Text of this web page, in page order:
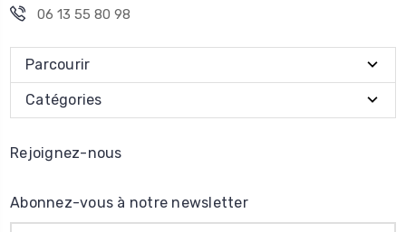
06 13 55 80 98
Parcourir
Catégories
Rejoignez-nous
Abonnez-vous à notre newsletter